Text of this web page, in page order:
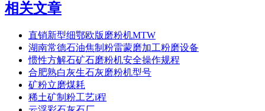
相关文章
直销新型细鄂欧版磨粉机MTW
湖南常德石油焦制粉雷蒙磨加工粉磨设备
惯性方解石矿石磨粉机安全操作规程
合肥熟白灰生石灰磨粉机型号
矿粉立磨煤耗
稀土矿制粉工艺i程